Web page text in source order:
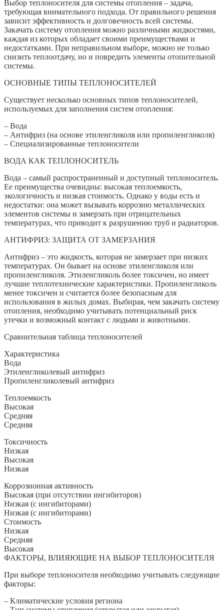
Выбор теплоносителя для системы отопления – задача,
требующая внимательного подхода. От правильного решения
зависит эффективность и долговечность всей системы.
Закачать систему отопления можно различными жидкостями,
каждая из которых обладает своими преимуществами и
недостатками. При неправильном выборе, можно не только
снизить теплоотдачу, но и повредить элементы отопительной
системы.
ОСНОВНЫЕ ТИПЫ ТЕПЛОНОСИТЕЛЕЙ
Существует несколько основных типов теплоносителей,
используемых для заполнения систем отопления:
– Вода
– Антифриз (на основе этиленгликоля или пропиленгликоля)
– Специализированные теплоносители
ВОДА КАК ТЕПЛОНОСИТЕЛЬ
Вода – самый распространенный и доступный теплоноситель.
Ее преимущества очевидны: высокая теплоемкость,
экологичность и низкая стоимость. Однако у воды есть и
недостатки: она может вызывать коррозию металлических
элементов системы и замерзать при отрицательных
температурах, что приводит к разрушению труб и радиаторов.
АНТИФРИЗ: ЗАЩИТА ОТ ЗАМЕРЗАНИЯ
Антифриз – это жидкость, которая не замерзает при низких
температурах. Он бывает на основе этиленгликоля или
пропиленгликоля. Этиленгликоль более токсичен, но имеет
лучшие теплотехнические характеристики. Пропиленгликоль
менее токсичен и считается более безопасным для
использования в жилых домах. Выбирая, чем закачать систему
отопления, необходимо учитывать потенциальный риск
утечки и возможный контакт с людьми и животными.
Сравнительная таблица теплоносителей
Характеристика
Вода
Этиленгликолевый антифриз
Пропиленгликолевый антифриз
Теплоемкость
Высокая
Средняя
Средняя
Токсичность
Низкая
Высокая
Низкая
Коррозионная активность
Высокая (при отсутствии ингибиторов)
Низкая (с ингибиторами)
Низкая (с ингибиторами)
Стоимость
Низкая
Средняя
Высокая
ФАКТОРЫ, ВЛИЯЮЩИЕ НА ВЫБОР ТЕПЛОНОСИТЕЛЯ
При выборе теплоносителя необходимо учитывать следующие
факторы:
– Климатические условия региона